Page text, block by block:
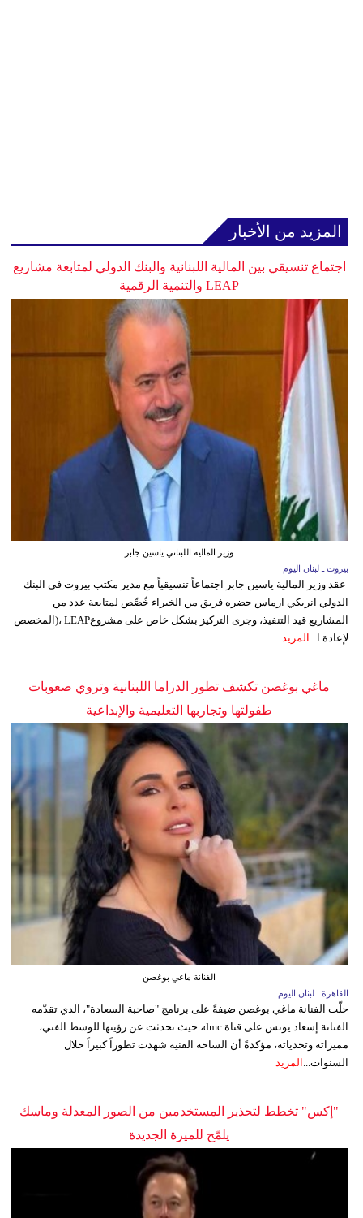
المزيد من الأخبار
اجتماع تنسيقي بين المالية اللبنانية والبنك الدولي لمتابعة مشاريع
LEAP والتنمية الرقمية
وزير المالية اللبناني ياسين جابر
بيروت ـ لبنان اليوم
عقد وزير المالية ياسين جابر اجتماعاً تنسيقياً مع مدير مكتب بيروت في البنك
الدولي انريكي ارماس حضره فريق من الخبراء خُصِّص لمتابعة عدد من
المشاريع قيد التنفيذ، وجرى التركيز بشكل خاص على مشروعLEAP ،(المخصص
لإعادة ا...
المزيد
ماغي بوغصن تكشف تطور الدراما اللبنانية وتروي صعوبات
طفولتها وتجاربها التعليمية والإبداعية
الفنانة ماغي بوغصن
القاهرة ـ لبنان اليوم
حلّت الفنانة ماغي بوغصن ضيفةً على برنامج "صاحبة السعادة"، الذي تقدّمه
الفنانة إسعاد يونس على قناة dmc، حيث تحدثت عن رؤيتها للوسط الفني،
مميزاته وتحدياته، مؤكدةً أن الساحة الفنية شهدت تطوراً كبيراً خلال
السنوات... المزيد
"إكس" تخطط لتحذير المستخدمين من الصور المعدلة وماسك
يلمّح للميزة الجديدة